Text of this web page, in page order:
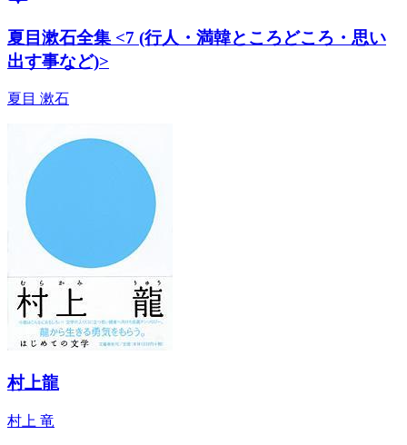
夏目漱石全集 <7 (行人・満韓ところどころ・思い
出す事など)>
夏目 漱石
村上龍
村上 竜